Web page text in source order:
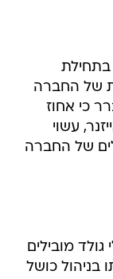
בתחילת
המניות של החברה
כי אחוז
עשוי
של החברה
גולד מובילים
בניהול כושל